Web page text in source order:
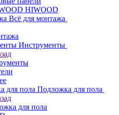
HIWOOD
Всё для монтажа
Инструменты
Подложка для пола
для пола